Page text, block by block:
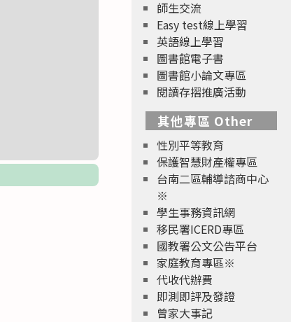
師生交流
Easy test線上學習
英語線上學習
圖書館電子書
圖書館小論文專區
閱讀存摺推廣活動
其他專區 Other
性別平等教育
保護智慧財產權專區
台南二區輔導諮商中心
※
學生事務資訊網
移民署ICERD專區
國教署公文公告平台
家庭教育專區※
代收代辦費
即測即評及發證
曾家大事記